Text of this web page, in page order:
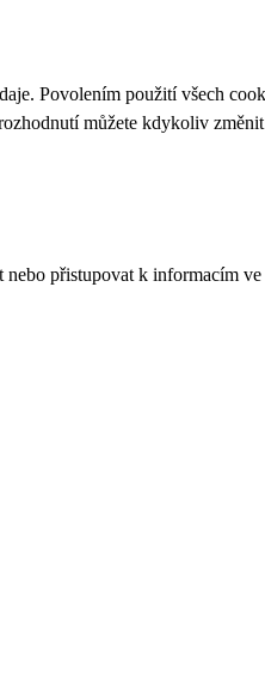
Povolením použití všech
můžete kdykoliv
přistupovat k informacím